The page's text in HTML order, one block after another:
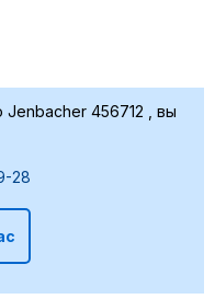
Jenbacher 456712 , вы
28